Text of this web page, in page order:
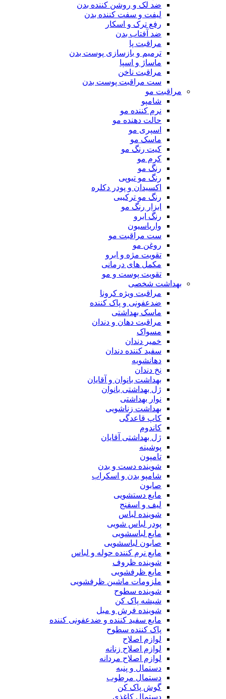
ضد لک و روشن کننده بدن
لیفت و سفت کننده بدن
رفع ترک و اسکار
ضد آفتاب بدن
مراقبت پا
ترمیم و بازسازی پوست بدن
ماساژ و اسپا
مراقبت ناخن
ست مراقبت پوست بدن
مراقبت مو
شامپو
نرم کننده مو
حالت دهنده مو
اسپری مو
ماسک مو
کیت رنگ مو
کرم مو
رنگ مو
رنگ مو تیوپی
اکسیدان و پودر دکلره
رنگ مو ترکیبی
ابزار رنگ مو
رنگ ابرو
واریاسیون
ست مراقبت مو
روغن مو
تقویت مژه و ابرو
مکمل های درمانی
تقویت پوست و مو
بهداشت شخصی
مراقبت ویژه کرونا
ضدعفونی و پاک کننده
ماسک بهداشتی
مراقبت دهان و دندان
مسواک
خمیر دندان
سفید کننده دندان
دهانشویه
نخ دندان
بهداشت بانوان و آقایان
ژل بهداشتی بانوان
نوار بهداشتی
بهداشت زناشویی
کاپ قاعدگی
کاندوم
ژل بهداشتی آقایان
پوشینه
تامپون
شوینده دست و بدن
شامپو بدن و اسکراب
صابون
مایع دستشویی
لیف و اسفنج
شوینده لباس
پودر لباس شویی
مایع لباسشویی
صابون لباسشویی
مایع نرم کننده حوله و لباس
شوینده ظروف
مایع ظرفشویی
ملزومات ماشین ظرفشویی
شوینده سطوح
شیشه پاک کن
شوینده فرش و مبل
مایع سفید کننده و ضدعفونی کننده
پاک کننده سطوح
لوازم اصلاح
لوازم اصلاح زنانه
لوازم اصلاح مردانه
دستمال و پنبه
دستمال مرطوب
گوش پاک کن
دستمال کاغذی